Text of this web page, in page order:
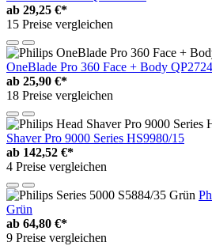
ab 29,25 €*
15 Preise vergleichen
OneBlade Pro 360 Face + Body
ab 25,90 €*
18 Preise vergleichen
Shaver Pro 9000 Series HS9980/15
ab 142,52 €*
4 Preise vergleichen
Grün
ab 64,80 €*
9 Preise vergleichen